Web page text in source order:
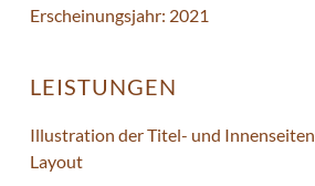
Erscheinungsjahr: 2021
LEISTUNGEN
Illustration der Titel- und Innenseiten
Layout